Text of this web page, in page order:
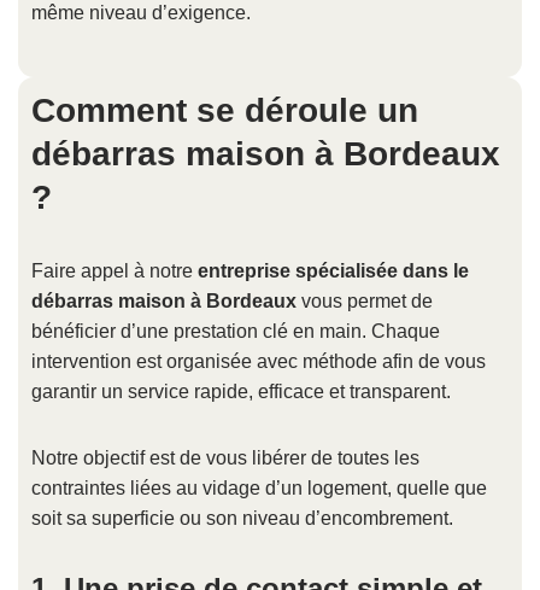
même niveau d’exigence.
Comment se déroule un
débarras maison à Bordeaux
?
Faire appel à notre entreprise spécialisée dans le
débarras maison à Bordeauxvous permet de
bénéficier d’une prestation clé en main. Chaque
intervention est organisée avec méthode afin de vous
garantir un service rapide, efficace et transparent.
Notre objectif est de vous libérer de toutes les
contraintes liées au vidage d’un logement, quelle que
soit sa superficie ou son niveau d’encombrement.